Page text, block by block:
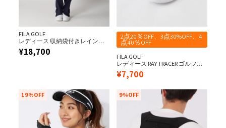
FILA GOLF
レディース 収納袋付きレインウ
ェア上下セット
¥18,700
2点20％OFF、3点30%OFF、4
点40％OFF
FILA GOLF
レディース RAY TRACER ゴルフシ
ューズ
¥7,700
19%OFF 9%OFF